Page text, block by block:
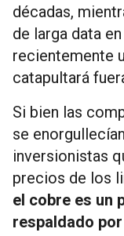
décadas,
de larga data
recientemente
catapultará
Si bien las
se
inversionistas
precios de los
el cobre es un
respaldado